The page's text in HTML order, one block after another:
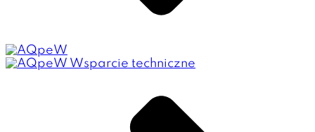
Wsparcie techniczne